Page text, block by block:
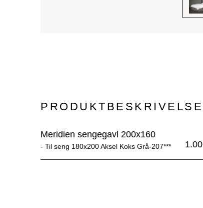
PRODUKTBESKRIVELSE
Meridien sengegavl 200x160
- Til seng 180x200 Aksel Koks Grå-207*** 1.00